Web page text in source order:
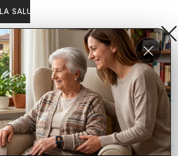
SALUTE A PORTATA DI MANO:
Home
Cronaca